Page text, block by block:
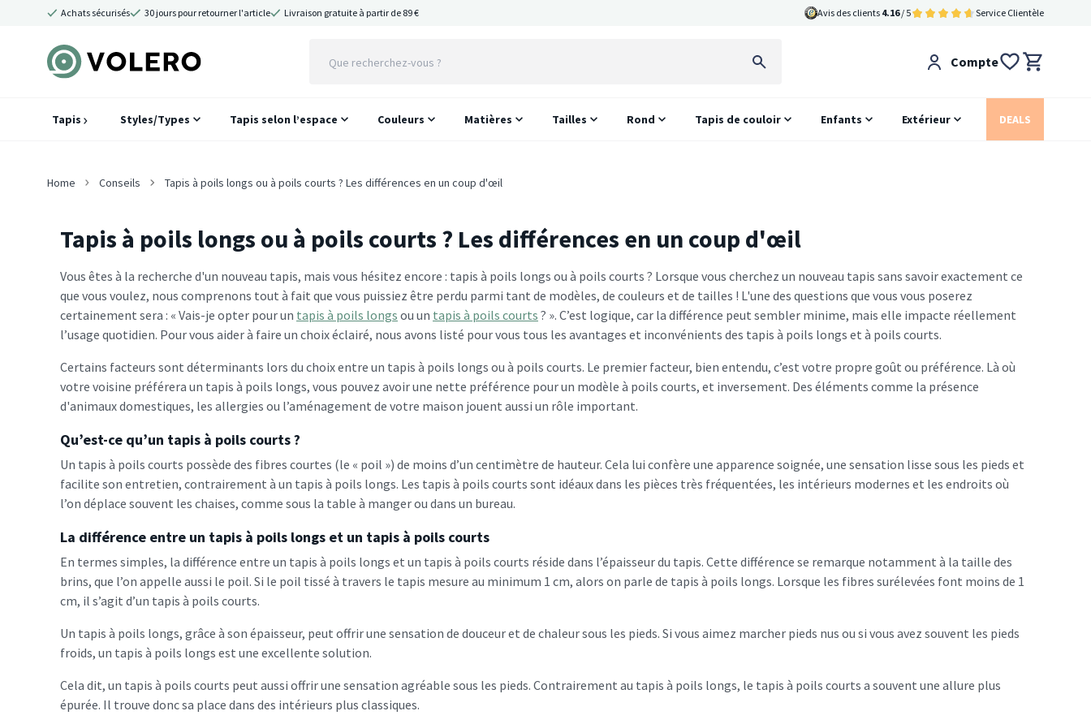
Achats sécurisés 30 jours pour retourner l'article Livraison gratuite à partir de 89 € Avis des clients 4.16/ 5 Service Clientèle
Compte
Tapis Styles/Types Tapis selon l’espace Couleurs Matières Tailles Rond Tapis de couloir Enfants Extérieur DEALS
Home Conseils Tapis à poils longs ou à poils courts ? Les différences en un coup d'œil
Tapis à poils longs ou à poils courts ? Les différences en un coup d'œil
Vous êtes à la recherche d'un nouveau tapis, mais vous hésitez encore : tapis à poils longs ou à poils courts ? Lorsque vous cherchez un nouveau tapis sans savoir exactement ce
que vous voulez, nous comprenons tout à fait que vous puissiez être perdu parmi tant de modèles, de couleurs et de tailles ! L'une des questions que vous vous poserez
certainement sera : « Vais-je opter pour un tapis à poils longs ou un tapis à poils courts ? ». C’est logique, car la différence peut sembler minime, mais elle impacte réellement
l’usage quotidien. Pour vous aider à faire un choix éclairé, nous avons listé pour vous tous les avantages et inconvénients des tapis à poils longs et à poils courts.
Certains facteurs sont déterminants lors du choix entre un tapis à poils longs ou à poils courts. Le premier facteur, bien entendu, c’est votre propre goût ou préférence. Là où
votre voisine préférera un tapis à poils longs, vous pouvez avoir une nette préférence pour un modèle à poils courts, et inversement. Des éléments comme la présence
d'animaux domestiques, les allergies ou l’aménagement de votre maison jouent aussi un rôle important.
Qu’est-ce qu’un tapis à poils courts ?
Un tapis à poils courts possède des fibres courtes (le « poil ») de moins d’un centimètre de hauteur. Cela lui confère une apparence soignée, une sensation lisse sous les pieds et
facilite son entretien, contrairement à un tapis à poils longs. Les tapis à poils courts sont idéaux dans les pièces très fréquentées, les intérieurs modernes et les endroits où
l’on déplace souvent les chaises, comme sous la table à manger ou dans un bureau.
La différence entre un tapis à poils longs et un tapis à poils courts
En termes simples, la différence entre un tapis à poils longs et un tapis à poils courts réside dans l’épaisseur du tapis. Cette différence se remarque notamment à la taille des
brins, que l’on appelle aussi le poil. Si le poil tissé à travers le tapis mesure au minimum 1 cm, alors on parle de tapis à poils longs. Lorsque les fibres surélevées font moins de 1
cm, il s’agit d’un tapis à poils courts.
Un tapis à poils longs, grâce à son épaisseur, peut offrir une sensation de douceur et de chaleur sous les pieds. Si vous aimez marcher pieds nus ou si vous avez souvent les pieds
froids, un tapis à poils longs est une excellente solution.
Cela dit, un tapis à poils courts peut aussi offrir une sensation agréable sous les pieds. Contrairement au tapis à poils longs, le tapis à poils courts a souvent une allure plus
épurée. Il trouve donc sa place dans des intérieurs plus classiques.